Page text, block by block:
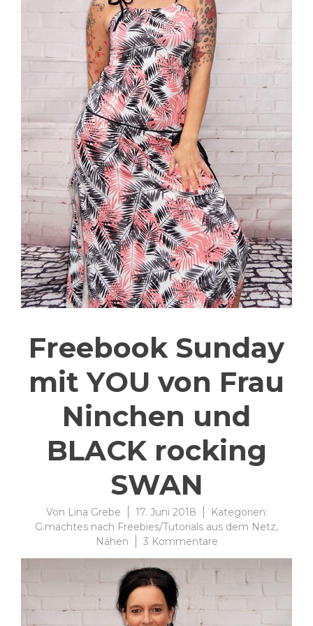
Freebook Sunday
mit YOU von Frau
Ninchen und
BLACK rocking
SWAN
Von Lina Grebe 17. Juni 2018
Kategorien:
G.machtes nach Freebies/Tutorials aus dem Netz,
Nähen
3 Kommentarezu
Freebook
Sunday
mit
YOU